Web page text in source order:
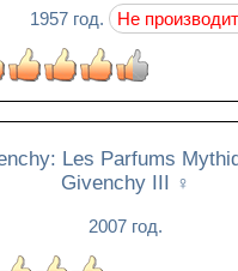
1957 год. Не
Les Parfums
Givenchy III
♀
2007 год.